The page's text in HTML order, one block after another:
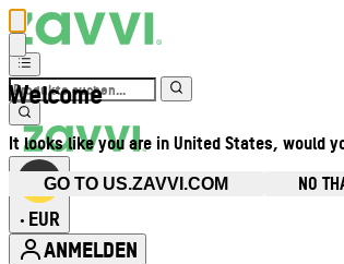
Welcome
It looks like you are in United States, would
GO TO US.ZAVVI.COM NO
• EUR
ANMELDEN